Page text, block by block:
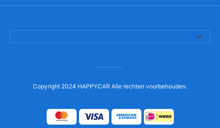
Copyright 2024 HAPPYCAR Alle rechten voorbehouden.